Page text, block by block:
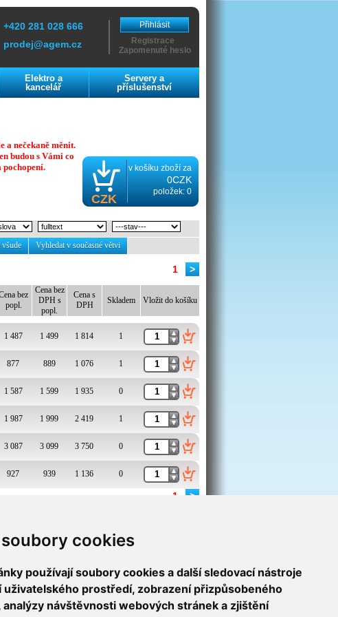
cookies
používají soubory cookies a další sledovací nástroje
uživatelského prostředí, zobrazení přizpůsobeného
analýzy návštěvnosti webových stránek a zjištění
+420 281 028 666
prodej@agem.cz
Přihlásit
Registrace
Zapomenuté heslo
Elektro a
kancelář
Servery a
příslušenství
a nečekaně měnit.
budou s Vámi co
pochopení.
CZK
v košíku zboží za
0CZK
položek: 0
Vyhledat v současné větvi
všude
>
1
bez
popl.
Cena bez
DPH s
popl.
Cena s
DPH
Skladem Vložit do košíku
1 487 1 499 1 814 1
877 889 1 076 1
1 587 1 599 1 935 0
1 987 1 999 2 419 1
3 087 3 099 3 750 0
927 939 1 136 0
>
1